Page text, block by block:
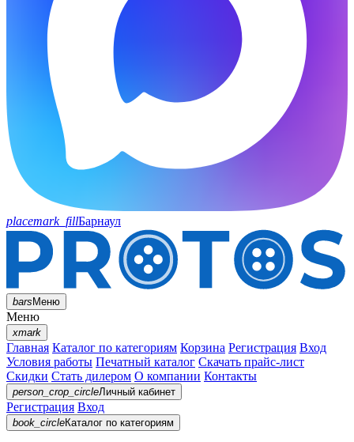
placemark_fillБарнаул
barsМеню
Меню
xmark
Главная Каталог по категориям Корзина Регистрация Вход
Условия работы Печатный каталог Скачать прайс-лист
Скидки Стать дилером О компании Контакты
person_crop_circleЛичный кабинет
Регистрация Вход
book_circleКаталог по категориям